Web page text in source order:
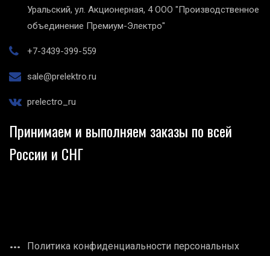
Уральский, ул. Акционерная, 4 ООО "Производственное
объединение Премиум-Электро"
+7-3439-399-559
sale@prelektro.ru
prelectro_ru
Принимаем и выполняем заказы по всей
России и СНГ
Политика конфиденциальности персональных